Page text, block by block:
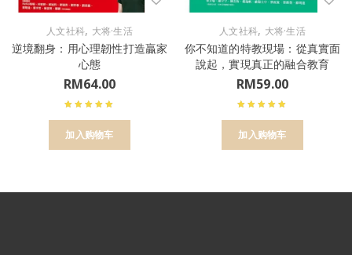
人文社科, 大将·生活
逆境翻身：用心理韌性打造贏家
心態
RM64.00
加入购物车
人文社科, 大将·生活
你不知道的特教現場：從真實面
說起，實現真正的融合教育
RM59.00
加入购物车